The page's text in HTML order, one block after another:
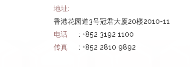
地址:
香港花园道3号冠君大厦20楼2010-11
电话
: +852 3192 1100
传真
: +852 2810 9892